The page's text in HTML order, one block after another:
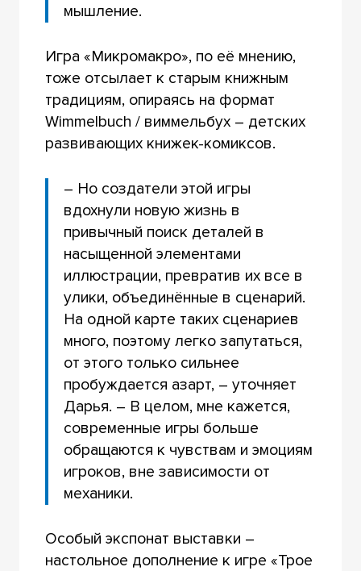
мышление.
Игра «Микромакро», по её мнению,
тоже отсылает к старым книжным
традициям, опираясь на формат
Wimmelbuch / виммельбух – детских
развивающих книжек-комиксов.
– Но создатели этой игры
вдохнули новую жизнь в
привычный поиск деталей в
насыщенной элементами
иллюстрации, превратив их все в
улики, объединённые в сценарий.
На одной карте таких сценариев
много, поэтому легко запутаться,
от этого только сильнее
пробуждается азарт, – уточняет
Дарья. – В целом, мне кажется,
современные игры больше
обращаются к чувствам и эмоциям
игроков, вне зависимости от
механики.
Особый экспонат выставки –
настольное дополнение к игре «Трое